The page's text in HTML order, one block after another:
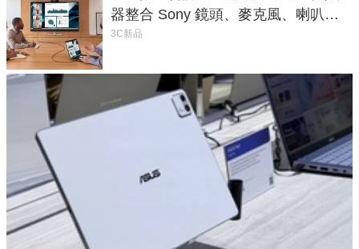
器整合 Sony 鏡頭、麥克風、喇叭，
一條 USB-C 就能開會
3C新品